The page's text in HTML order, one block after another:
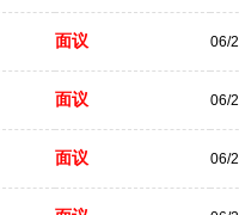
面议 06/
面议 06/
面议 06/